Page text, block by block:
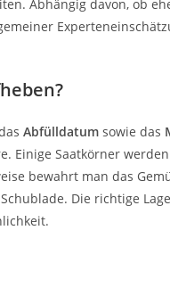
Abhängig davon, ob
Abfülldatum sowie das
Einige Saatkörner
bewahrt man das
Die richtige